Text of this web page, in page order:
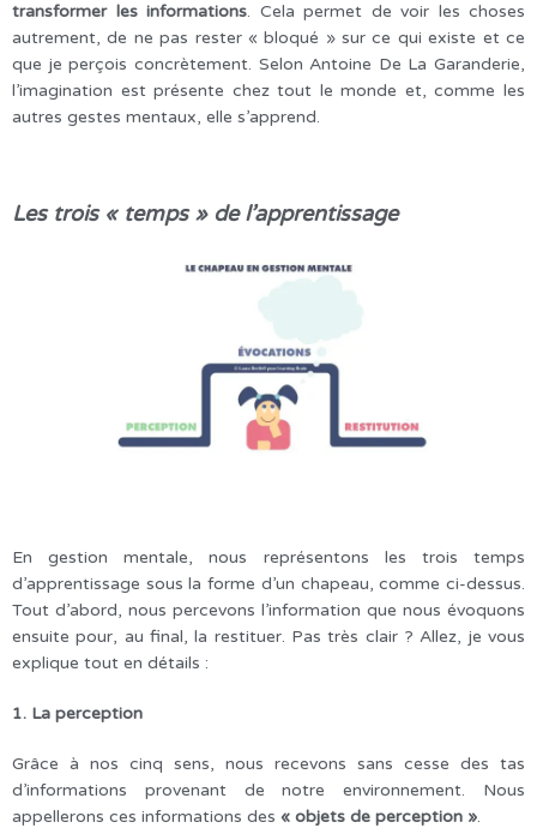
transformer les informations. Cela permet de voir les choses
autrement, de ne pas rester « bloqué » sur ce qui existe et ce
que je perçois concrètement. Selon Antoine De La Garanderie,
l’imagination est présente chez tout le monde et, comme les
autres gestes mentaux, elle s’apprend.
Les trois « temps » de l’apprentissage
En gestion mentale, nous représentons les trois temps
d’apprentissage sous la forme d’un chapeau, comme ci-dessus.
Tout d’abord, nous percevons l’information que nous évoquons
ensuite pour, au final, la restituer. Pas très clair ? Allez, je vous
explique tout en détails :
1. La perception
Grâce à nos cinq sens, nous recevons sans cesse des tas
d’informations provenant de notre environnement. Nous
appellerons ces informations des « objets de perception ».